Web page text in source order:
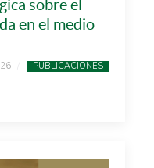
sobre el
en el medio
PUBLICACIONES